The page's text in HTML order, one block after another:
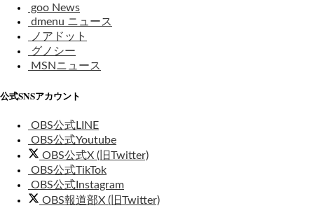
goo News
dmenu ニュース
ノアドット
グノシー
MSNニュース
公式SNSアカウント
OBS公式LINE
OBS公式Youtube
OBS公式X (旧Twitter)
OBS公式TikTok
OBS公式Instagram
OBS報道部X (旧Twitter)